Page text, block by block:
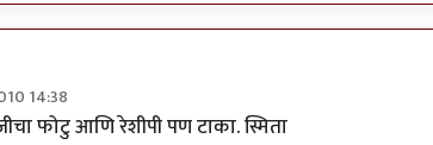
14:38
फोटु आणि रेशीपी पण टाका. स्मिता